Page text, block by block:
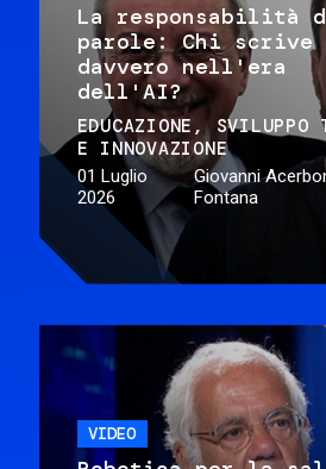
La responsabilità
parole: Chi scrive
davvero nell'era
dell'AI?
EDUCAZIONE
SVILUPPO
E INNOVAZIONE
01 Luglio
2026
Giovanni
Fontana
VIDEO